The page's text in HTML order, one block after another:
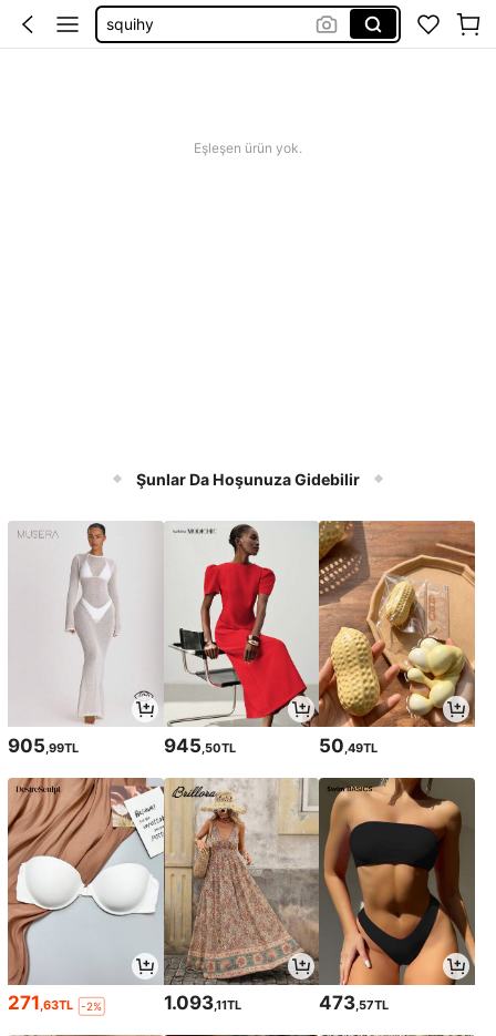
squihy
Eşleşen ürün yok.
Şunlar Da Hoşunuza Gidebilir
905 ,99TL 945 ,50TL 50 ,49TL
271,63TL -2% 1.093,11TL 473,57TL